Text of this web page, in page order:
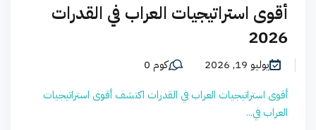
أقوى استراتيجيات العراب في القدرات
2026
يوليو 19, 2026
كوم 0
أقوى استراتيجيات العراب في القدرات اكتشف أقوى استراتيجيات
العراب في...